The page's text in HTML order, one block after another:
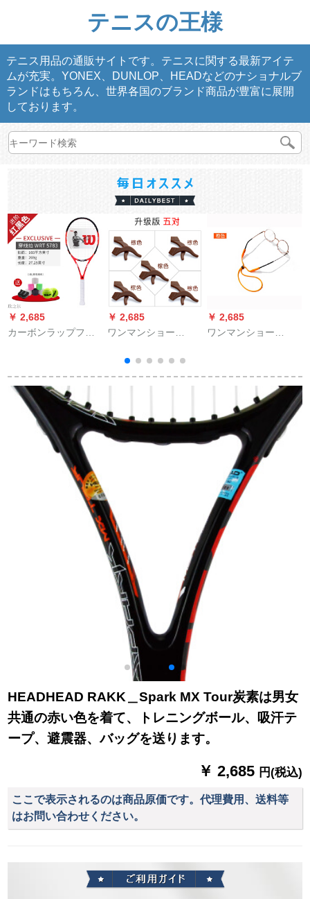
テニスの王様
テニス用品の通販サイトです。テニスに関する最新アイテ
ムが充実。YONEX、DUNLOP、HEADなどのナショナルブ
ランドはもちろん、世界各国のブランド商品が豊富に展開
しております。
￥ 2,685
カーボンラップフェ
イングセットWRT
5783+トレニングコ
ースA
￥ 2,685
ワンマンショー
り止めカバーの固定
耳打ち耳打ちカバー
用メガネの足の固定
防止アップグレード
版5ブラウン
￥ 2,685
ワンマンショー
めのメガネを固定し
て、滑り止めのメガ
ネにひもを付けて、
オレンジ色にしま
す。
HEADHEAD RAKK＿Spark MX Tour炭素は男女
共通の赤い色を着て、トレニングボール、吸汗テ
ープ、避震器、バッグを送ります。
￥ 2,685 円(税込)
ここで表示されるのは商品原価です。代理費用、送料等
はお問い合わせください。